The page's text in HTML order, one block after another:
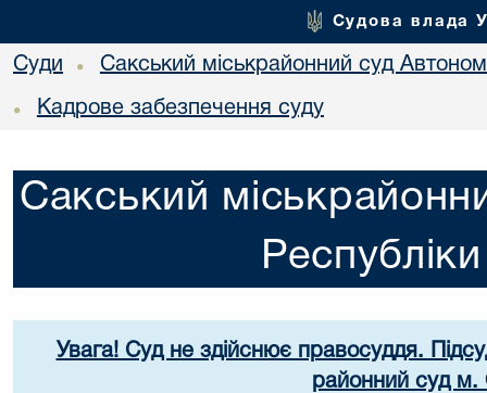
Судова влада
Суди • Сакський міськрайонний суд
• Кадрове забезпечення суду
Сакський
Увага! Суд не здійснює правосуддя.
районний суд м.